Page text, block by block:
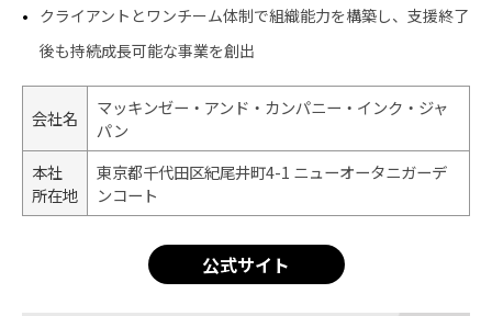
クライアントとワンチーム体制で組織能力を構築し、支援終了
後も持続成長可能な事業を創出
会社名
マッキンゼー・アンド・カンパニー・インク・ジャ
パン
本社
所在地
東京都千代田区紀尾井町4-1 ニューオータニガーデ
ンコート
公式サイト